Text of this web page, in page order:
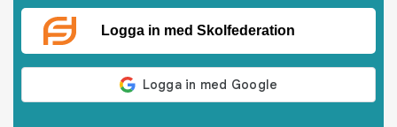
Logga in med Skolfederation